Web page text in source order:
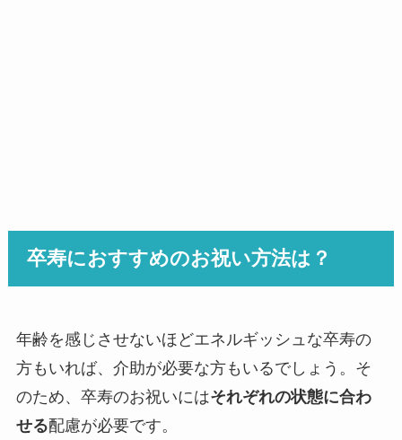
卒寿におすすめのお祝い方法は？
年齢を感じさせないほどエネルギッシュな卒寿の
方もいれば、介助が必要な方もいるでしょう。そ
のため、卒寿のお祝いにはそれぞれの状態に合わ
せる配慮が必要です。